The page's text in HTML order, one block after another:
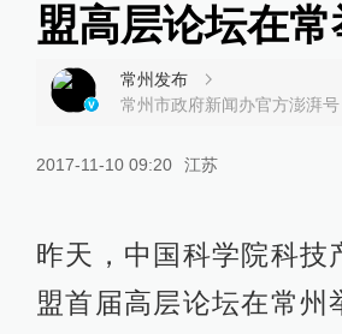
盟高层论坛在常
常州发布
常州市政府新闻办官方澎湃号
2017-11-10 09:20 江苏
昨天，中国科学院科技
盟首届高层论坛在常州